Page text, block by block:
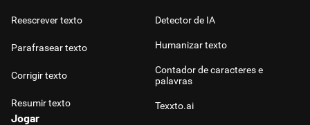
Reescrever texto
Parafrasear texto
Corrigir texto
Resumir texto
Detector de IA
Humanizar texto
Contador de caracteres e
palavras
Texxto.ai
Jogar